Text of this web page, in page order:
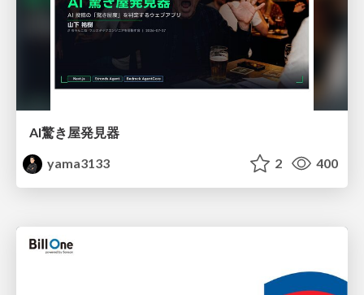
AI驚き屋発見器
yama3133
2 400